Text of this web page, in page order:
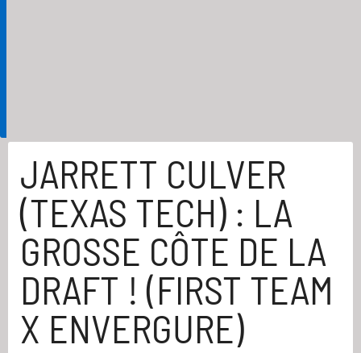
JARRETT CULVER
(TEXAS TECH) : LA
GROSSE CÔTE DE LA
DRAFT ! (FIRST TEAM
X ENVERGURE)